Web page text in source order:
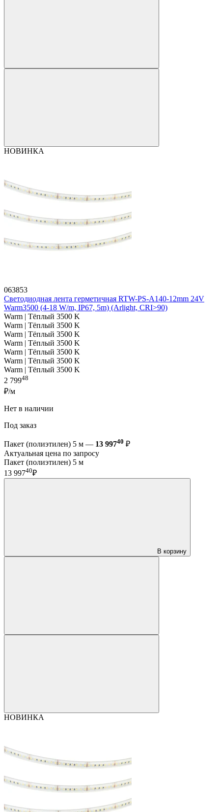
НОВИНКА
063853
Светодиодная лента герметичная RTW-PS-A140-12mm 24V
Warm3500 (4-18 W/m, IP67, 5m) (Arlight, CRI>90)
Warm | Тёплый 3500 K
Warm | Тёплый 3500 K
Warm | Тёплый 3500 K
Warm | Тёплый 3500 K
Warm | Тёплый 3500 K
Warm | Тёплый 3500 K
Warm | Тёплый 3500 K
2 79948
₽/м
Нет в наличии
Под заказ
Пакет (полиэтилен) 5 м — 13 99740 ₽
Актуальная цена по запросу
Пакет (полиэтилен) 5 м
13 99740₽
В корзину
НОВИНКА